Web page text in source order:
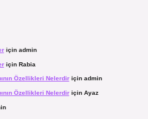
için admin
için Rabia
Özellikleri Nelerdiriçin admin
Özellikleri Nelerdiriçin Ayaz